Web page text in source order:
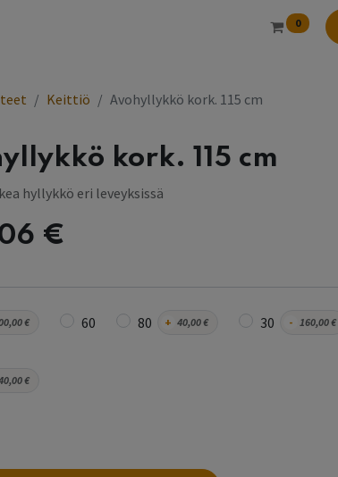
0
Keittiö Avohyllykkö kork. 115 cm
kork. 115 cm
hyllykkö eri leveyksissä
€
€ 60 80 + 40,00€ 30 - 160,00€
€